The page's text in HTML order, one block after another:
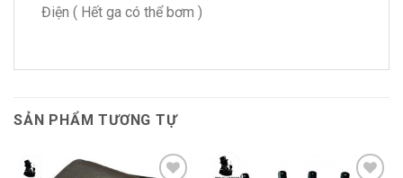
Điện ( Hết ga có thể bơm )
SẢN PHẨM TƯƠNG TỰ